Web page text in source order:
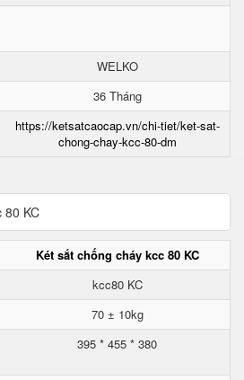
WELKO
36 Tháng
https://ketsatcaocap.vn/chi-tiet/ket-sat-
chong-chay-kcc-80-dm
Két sắt chống cháy kcc 80 KC
kcc80 KC
70 ± 10kg
395 * 455 * 380